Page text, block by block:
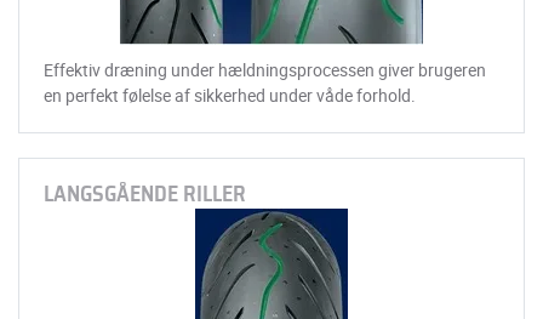
Effektiv dræning under hældningsprocessen giver brugeren
en perfekt følelse af sikkerhed under våde forhold.
LANGSGÅENDE RILLER